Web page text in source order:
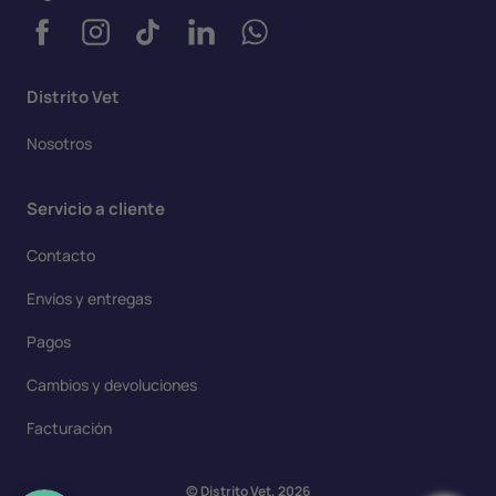
Distrito Vet
Nosotros
Servicio a cliente
Contacto
Envíos y entregas
Pagos
Cambios y devoluciones
Facturación
© Distrito Vet, 2026